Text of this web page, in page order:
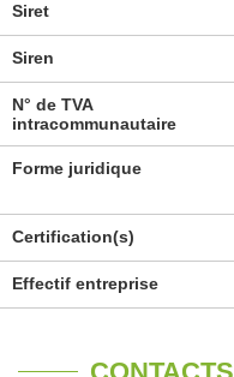
Siret
Siren
N° de TVA
intracommunautaire
Forme juridique
Certification(s)
Effectif entreprise